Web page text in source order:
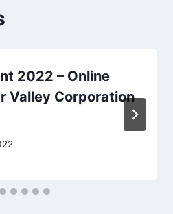
2022 – Online
Valley Corporation